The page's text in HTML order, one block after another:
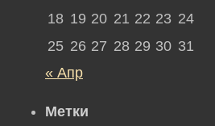
18 19 20 21 22 23 24
25 26 27 28 29 30 31
« Апр
Метки